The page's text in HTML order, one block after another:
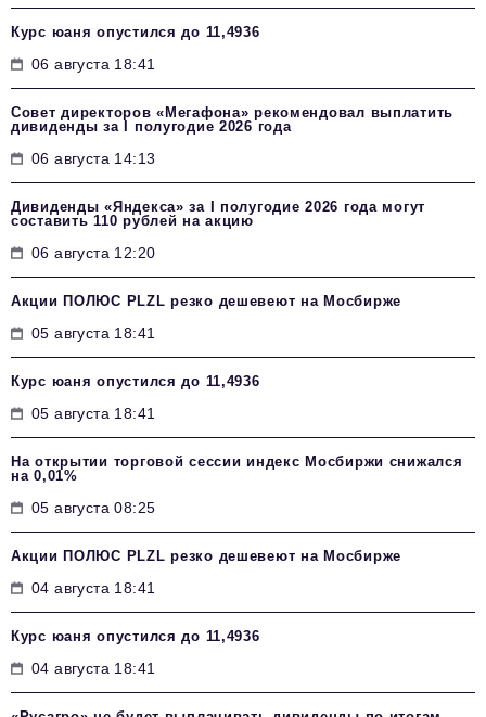
Курс юаня опустился до 11,4936
06 августа 18:41
Совет директоров «Мегафона» рекомендовал выплатить
дивиденды за I полугодие 2026 года
06 августа 14:13
Дивиденды «Яндекса» за I полугодие 2026 года могут
составить 110 рублей на акцию
06 августа 12:20
Акции ПОЛЮС PLZL резко дешевеют на Мосбирже
05 августа 18:41
Курс юаня опустился до 11,4936
05 августа 18:41
На открытии торговой сессии индекс Мосбиржи снижался
на 0,01%
05 августа 08:25
Акции ПОЛЮС PLZL резко дешевеют на Мосбирже
04 августа 18:41
Курс юаня опустился до 11,4936
04 августа 18:41